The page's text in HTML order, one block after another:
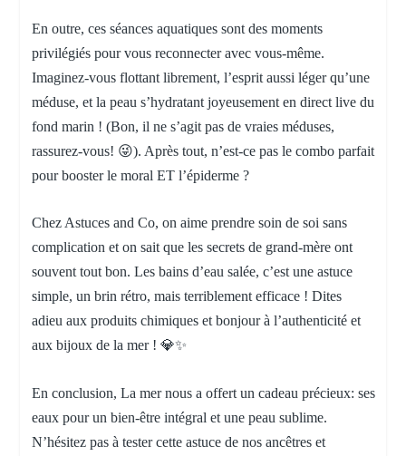
En outre, ces séances aquatiques sont des moments
privilégiés pour vous reconnecter avec vous-même.
Imaginez-vous flottant librement, l’esprit aussi léger qu’une
méduse, et la peau s’hydratant joyeusement en direct live du
fond marin ! (Bon, il ne s’agit pas de vraies méduses,
rassurez-vous! 😜). Après tout, n’est-ce pas le combo parfait
pour booster le moral ET l’épiderme ?
Chez Astuces and Co, on aime prendre soin de soi sans
complication et on sait que les secrets de grand-mère ont
souvent tout bon. Les bains d’eau salée, c’est une astuce
simple, un brin rétro, mais terriblement efficace ! Dites
adieu aux produits chimiques et bonjour à l’authenticité et
aux bijoux de la mer ! 💎✨
En conclusion, La mer nous a offert un cadeau précieux: ses
eaux pour un bien-être intégral et une peau sublime.
N’hésitez pas à tester cette astuce de nos ancêtres et